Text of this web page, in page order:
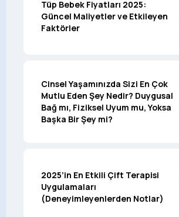
Tüp Bebek Fiyatları 2025:
Güncel Maliyetler ve Etkileyen
Faktörler
Cinsel Yaşamınızda Sizi En Çok
Mutlu Eden Şey Nedir? Duygusal
Bağ mı, Fiziksel Uyum mu, Yoksa
Başka Bir Şey mi?
2025’in En Etkili Çift Terapisi
Uygulamaları
(Deneyimleyenlerden Notlar)